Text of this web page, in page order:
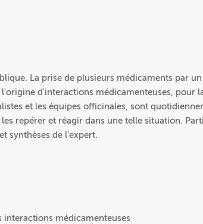
La prise de plusieurs médicaments par
d'interactions médicamenteuses, pour
et les équipes officinales, sont
repérer et réagir dans une telle situation.
synthèses de l'expert.
médicamenteuses